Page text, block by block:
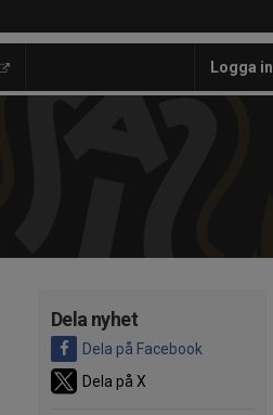
Logga in
Dela nyhet
Dela på Facebook
Dela på X